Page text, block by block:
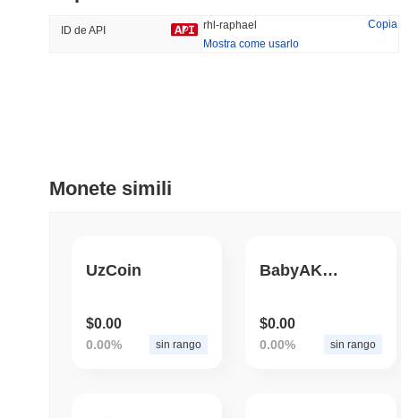
5.43%
ID de API rhl-raphael
Copia
Mostra come usarlo
Monete simili
UzCoin
$0.00
0.00% sin rango
BabyAKITA
$0.00
0.00% sin rango